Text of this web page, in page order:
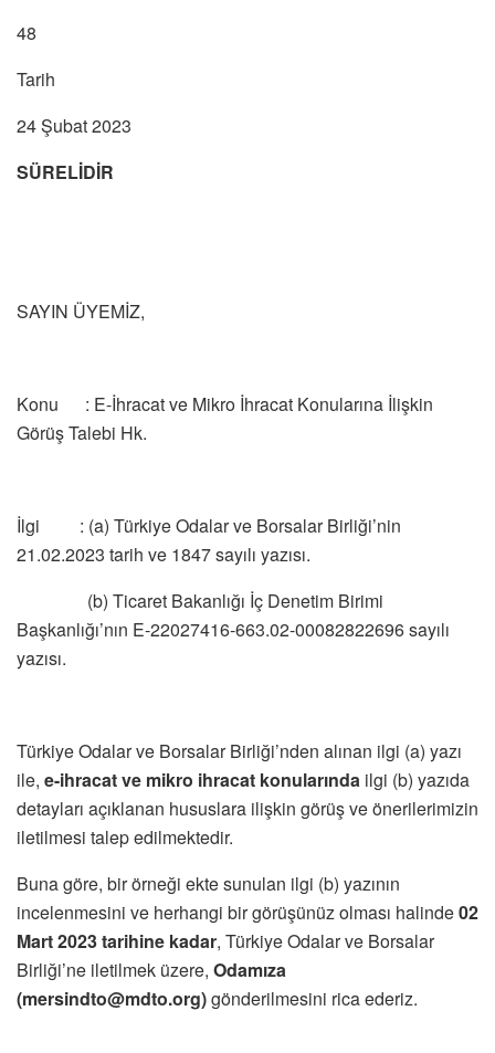
48
Tarih
24 Şubat 2023
SÜRELİDİR
SAYIN ÜYEMİZ,
Konu : E-İhracat ve Mikro İhracat Konularına İlişkin
Görüş Talebi Hk.
İlgi : (a) Türkiye Odalar ve Borsalar Birliği’nin
21.02.2023 tarih ve 1847 sayılı yazısı.
(b) Ticaret Bakanlığı İç Denetim Birimi
Başkanlığı’nın E-22027416-663.02-00082822696 sayılı
yazısı.
Türkiye Odalar ve Borsalar Birliği’nden alınan ilgi (a) yazı
ile, e-ihracat ve mikro ihracat konularında ilgi (b) yazıda
detayları açıklanan hususlara ilişkin görüş ve önerilerimizin
iletilmesi talep edilmektedir.
Buna göre, bir örneği ekte sunulan ilgi (b) yazının
incelenmesini ve herhangi bir görüşünüz olması halinde02
Mart 2023 tarihine kadar, Türkiye Odalar ve Borsalar
Birliği’ne iletilmek üzere, Odamıza
(mersindto@mdto.org)gönderilmesini rica ederiz.